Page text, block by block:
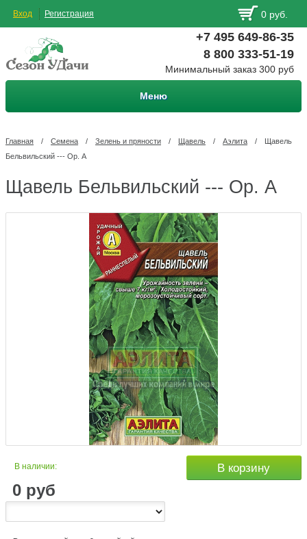
Вход Регистрация 0 руб.
+7 495 649-86-35
8 800 333-51-19
Минимальный заказ 300 руб
Меню
Главная / Семена / Зелень и пряности / Щавель / Аэлита /
Щавель
Бельвильский --- Ор. А
Щавель Бельвильский --- Ор. А
В наличии:
0 руб
В корзину